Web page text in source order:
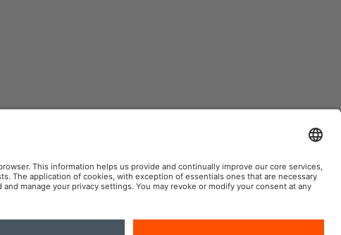
OSRAM automobile sur le web social